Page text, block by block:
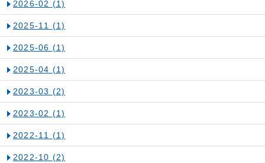
2026-02 (1)
2025-11 (1)
2025-06 (1)
2025-04 (1)
2023-03 (2)
2023-02 (1)
2022-11 (1)
2022-10 (2)